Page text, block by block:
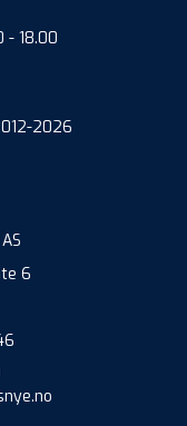
- 18.00
2026
6